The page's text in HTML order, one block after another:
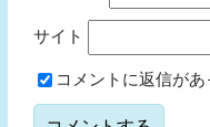
サイト
コメントに返信があ